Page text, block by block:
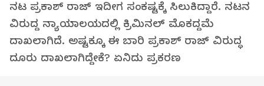
ನಟ ಪ್ರಕಾಶ್ ರಾಜ್ ಇದೀಗ ಸಂಕಷ್ಟಕ್ಕೆ ಸಿಲುಕಿದ್ದಾರೆ. ನಟನ
ವಿರುದ್ದ ನ್ಯಾಯಾಲಯದಲ್ಲಿ ಕ್ರಿಮಿನಲ್ ಮೊಕದ್ದಮೆ
ದಾಖಲಾಗಿದೆ. ಅಷ್ಟಕ್ಕೂ ಈ ಬಾರಿ ಪ್ರಕಾಶ್ ರಾಜ್ ವಿರುದ್ಧ
ದೂರು ದಾಖಲಾಗಿದ್ದೇಕೆ? ಏನಿದು ಪ್ರಕರಣ